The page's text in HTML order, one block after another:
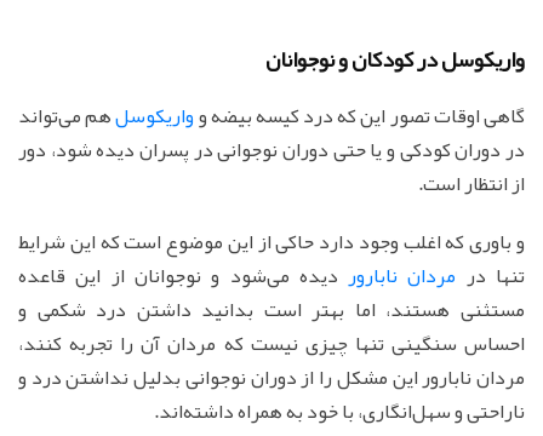
واریکوسل در کودکان و نوجوانان
گاهی اوقات تصور این که درد کیسه بیضه وواریکوسلهم می‌تواند
در دوران کودکی و یا حتی دوران نوجوانی در پسران دیده شود، دور
از انتظار است.
و باوری که اغلب وجود دارد حاکی از این موضوع است که این شرایط
تنها در مردان ناباروردیده می‌شود و نوجوانان از این قاعده
مستثنی هستند، اما بهتر است بدانید داشتن درد شکمی و
احساس سنگینی تنها چیزی نیست که مردان آن را تجربه کنند،
مردان نابارور این مشکل را از دوران نوجوانی بدلیل نداشتن درد و
ناراحتی و سهل‌انگاری، با خود به همراه داشته‌اند.